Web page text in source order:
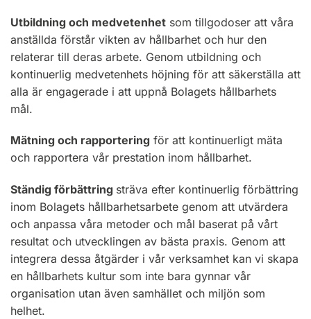
Utbildning och medvetenhet som tillgodoser att våra
anställda förstår vikten av hållbarhet och hur den
relaterar till deras arbete. Genom utbildning och
kontinuerlig medvetenhets höjning för att säkerställa att
alla är engagerade i att uppnå Bolagets hållbarhets
mål.
Mätning och rapportering för att kontinuerligt mäta
och rapportera vår prestation inom hållbarhet.
Ständig förbättring sträva efter kontinuerlig förbättring
inom Bolagets hållbarhetsarbete genom att utvärdera
och anpassa våra metoder och mål baserat på vårt
resultat och utvecklingen av bästa praxis. Genom att
integrera dessa åtgärder i vår verksamhet kan vi skapa
en hållbarhets kultur som inte bara gynnar vår
organisation utan även samhället och miljön som
helhet.